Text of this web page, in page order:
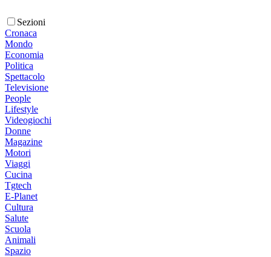
Sezioni
Cronaca
Mondo
Economia
Politica
Spettacolo
Televisione
People
Lifestyle
Videogiochi
Donne
Magazine
Motori
Viaggi
Cucina
Tgtech
E-Planet
Cultura
Salute
Scuola
Animali
Spazio